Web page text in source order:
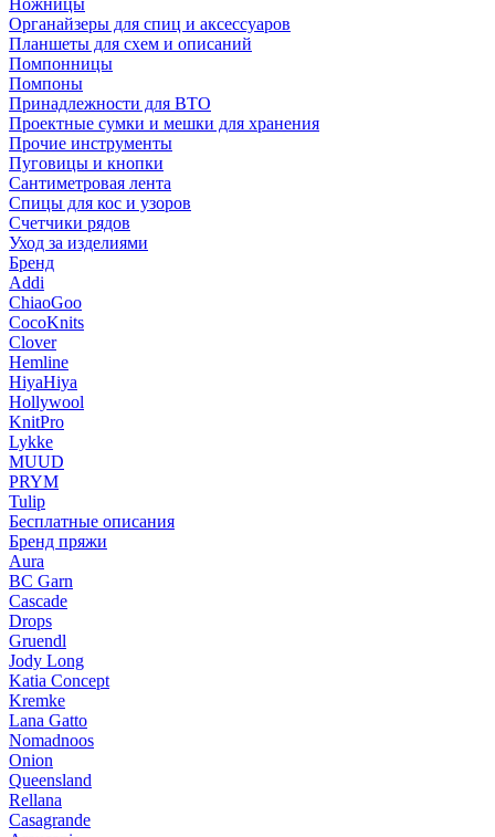
Ножницы
Органайзеры для спиц и аксессуаров
Планшеты для схем и описаний
Помпонницы
Помпоны
Принадлежности для ВТО
Проектные сумки и мешки для хранения
Прочие инструменты
Пуговицы и кнопки
Сантиметровая лента
Спицы для кос и узоров
Счетчики рядов
Уход за изделиями
Бренд
Addi
ChiaoGoo
CocoKnits
Clover
Hemline
HiyaHiya
Hollywool
KnitPro
Lykke
MUUD
PRYM
Tulip
Бесплатные описания
Бренд пряжи
Aura
BC Garn
Cascade
Drops
Gruendl
Jody Long
Katia Concept
Kremke
Lana Gatto
Nomadnoos
Onion
Queensland
Rellana
Casagrande